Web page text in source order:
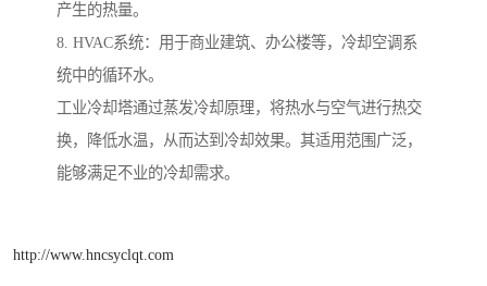
产生的热量。
8. HVAC系统：用于商业建筑、办公楼等，冷却空调系
统中的循环水。
工业冷却塔通过蒸发冷却原理，将热水与空气进行热交
换，降低水温，从而达到冷却效果。其适用范围广泛，
能够满足不业的冷却需求。
http://www.hncsyclqt.com